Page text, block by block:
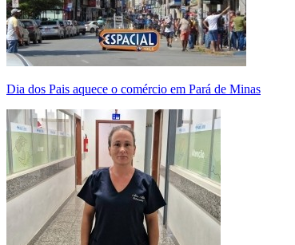
Dia dos Pais aquece o comércio em Pará de Minas